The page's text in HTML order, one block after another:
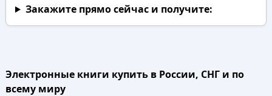
Закажите прямо сейчаси получите:
Электронные книги купить в России, СНГ и по
всему миру